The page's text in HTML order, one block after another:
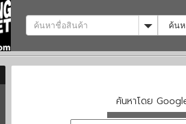
Toggleค้นห
ค้นหาโดย